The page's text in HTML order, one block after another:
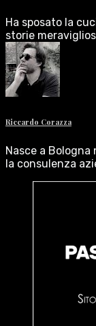
Ha sposato la
storie
Riccardo Corazza
Nasce a
la consulenza